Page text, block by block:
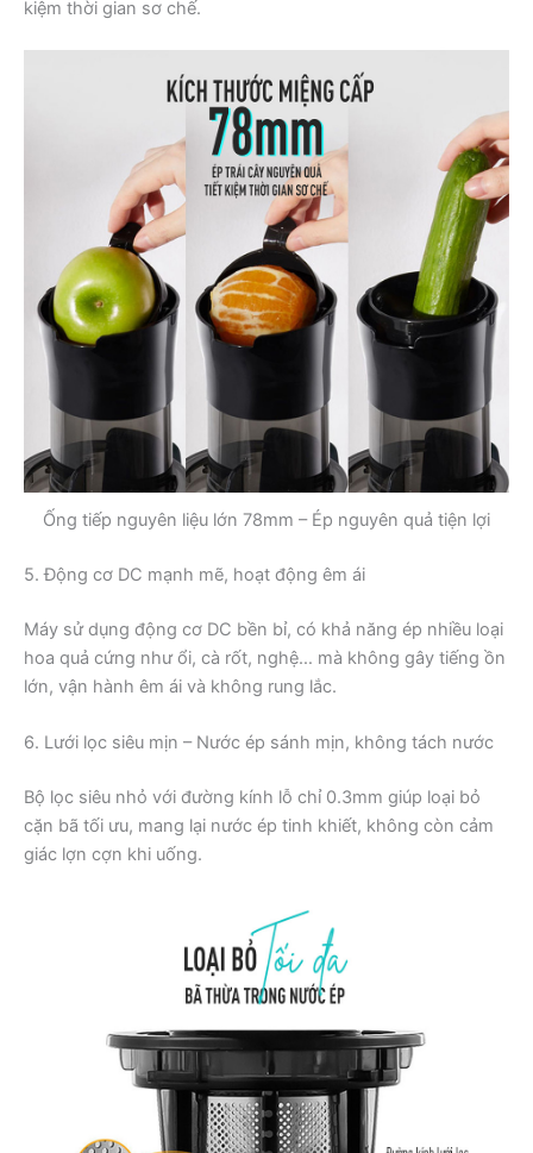
kiệm thời gian sơ chế.
Ống tiếp nguyên liệu lớn 78mm – Ép nguyên quả tiện lợi
5. Động cơ DC mạnh mẽ, hoạt động êm ái
Máy sử dụng động cơ DC bền bỉ, có khả năng ép nhiều loại
hoa quả cứng như ổi, cà rốt, nghệ… mà không gây tiếng ồn
lớn, vận hành êm ái và không rung lắc.
6. Lưới lọc siêu mịn – Nước ép sánh mịn, không tách nước
Bộ lọc siêu nhỏ với đường kính lỗ chỉ 0.3mm giúp loại bỏ
cặn bã tối ưu, mang lại nước ép tinh khiết, không còn cảm
giác lợn cợn khi uống.